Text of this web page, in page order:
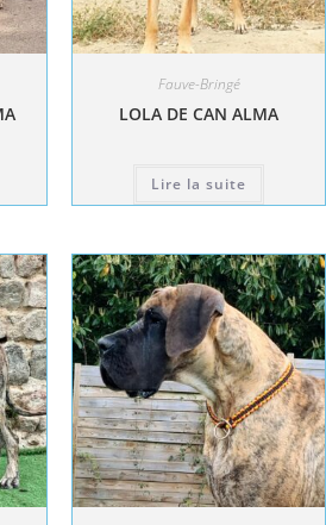
Fauve-Bringé
LOLA DE CAN ALMA
Lire la suite